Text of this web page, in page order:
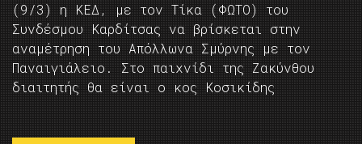
(9/3) η ΚΕΔ, με τον Τίκα (ΦΩΤΟ) του
Συνδέσμου Καρδίτσας να βρίσκεται στην
αναμέτρηση του Απόλλωνα Σμύρνης με τον
Παναιγιάλειο. Στο παιχνίδι της Ζακύνθου
διαιτητής θα είναι ο κος Κοσικίδης